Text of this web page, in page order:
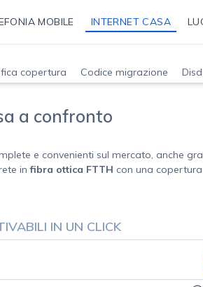
MOBILE INTERNET CASA
copertura Codice migrazione
a confronto
e convenienti sul mercato, anche
in fibra ottica FTTH con una
IN UN CLICK